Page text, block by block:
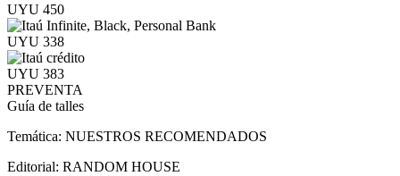
UYU 450
UYU 338
UYU 383
PREVENTA
Guía de talles
Temática: NUESTROS RECOMENDADOS
Editorial: RANDOM HOUSE